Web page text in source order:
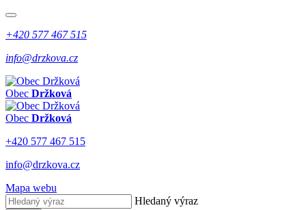
+420 577 467 515
info@drzkova.cz
Obec Držková
Obec Držková
+420 577 467 515
info@drzkova.cz
Mapa webu
Hledaný výraz